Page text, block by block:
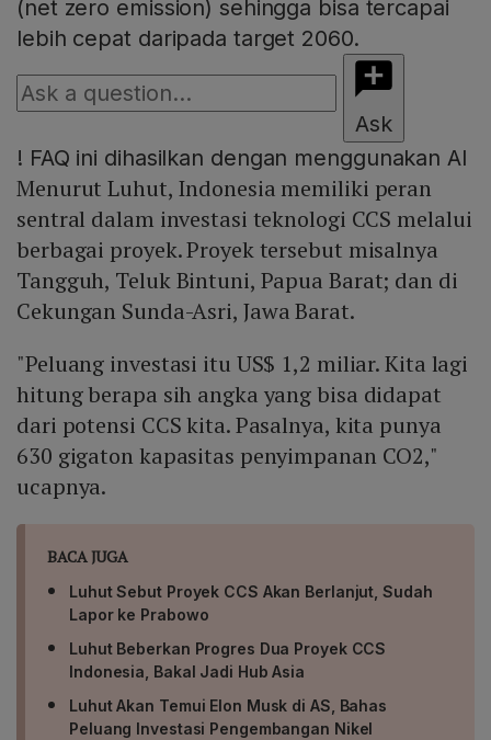
(net zero emission) sehingga bisa tercapai
lebih cepat daripada target 2060.
Ask
! FAQ ini dihasilkan dengan menggunakan AI
Menurut Luhut, Indonesia memiliki peran
sentral dalam investasi teknologi CCS melalui
berbagai proyek. Proyek tersebut misalnya
Tangguh, Teluk Bintuni, Papua Barat; dan di
Cekungan Sunda-Asri, Jawa Barat.
"Peluang investasi itu US$ 1,2 miliar. Kita lagi
hitung berapa sih angka yang bisa didapat
dari potensi CCS kita. Pasalnya, kita punya
630 gigaton kapasitas penyimpanan CO2,"
ucapnya.
BACA JUGA
Luhut Sebut Proyek CCS Akan Berlanjut, Sudah
Lapor ke Prabowo
Luhut Beberkan Progres Dua Proyek CCS
Indonesia, Bakal Jadi Hub Asia
Luhut Akan Temui Elon Musk di AS, Bahas
Peluang Investasi Pengembangan Nikel